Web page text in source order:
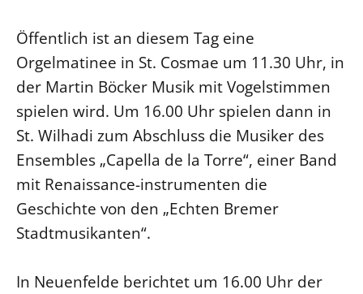
Öffentlich ist an diesem Tag eine
Orgelmatinee in St. Cosmae um 11.30 Uhr, in
der Martin Böcker Musik mit Vogelstimmen
spielen wird. Um 16.00 Uhr spielen dann in
St. Wilhadi zum Abschluss die Musiker des
Ensembles „Capella de la Torre“, einer Band
mit Renaissance-instrumenten die
Geschichte von den „Echten Bremer
Stadtmusikanten“.
In Neuenfelde berichtet um 16.00 Uhr der
NKVK
Öffentlichkeitsarbeit
Personalausschuss
Projektmanagement
Recht
Terminstundenplaner